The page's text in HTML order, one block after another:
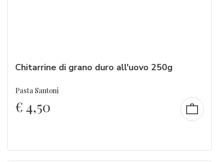
Chitarrine di grano duro all'uovo 250g
Pasta Santoni
€4,50